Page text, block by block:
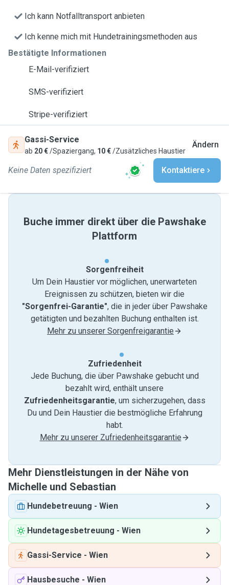
Ich kann Notfalltransport anbieten
Ich kenne mich mit Hundetrainingsmethoden aus
Bestätigte Informationen
E-Mail-verifiziert
SMS-verifiziert
Stripe-verifiziert
Gassi-Service
ab 20 €/Spaziergang, 10 €/Zusätzliches Haustier
Ändern
Keine Daten spezifiziert Kontaktiere
Buche immer direkt über die Pawshake
Plattform
Sorgenfreiheit
Um Dein Haustier vor möglichen, unerwarteten
Ereignissen zu schützen, bieten wir die
"Sorgenfrei-Garantie", die in jeder über Pawshake
getätigten und bezahlten Buchung enthalten ist.
Mehr zu unserer Sorgenfreigarantie
Zufriedenheit
Jede Buchung, die über Pawshake gebucht und
bezahlt wird, enthält unsere
Zufriedenheitsgarantie, um sicherzugehen, dass
Du und Dein Haustier die bestmögliche Erfahrung
habt.
Mehr zu unserer Zufriedenheitsgarantie
Mehr Dienstleistungen in der Nähe von
Michelle und Sebastian
Hundebetreuung - Wien
Hundetagesbetreuung - Wien
Gassi-Service - Wien
Hausbesuche - Wien